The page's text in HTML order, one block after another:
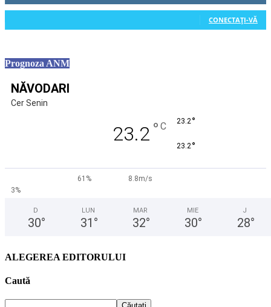
CONECTAȚI-VĂ
Prognoza ANM
NĂVODARI
Cer Senin
23.2 ° C 23.2°
23.2°
61%
8.8m/s
3%
D
30°
LUN
31 °
MAR
32°
MIE
30°
J
28°
ALEGEREA EDITORULUI
Caută